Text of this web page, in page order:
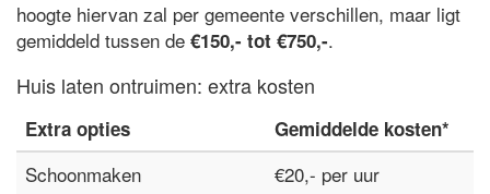
hoogte hiervan zal per gemeente verschillen, maar ligt
gemiddeld tussen de €150,- tot €750,-.
Huis laten ontruimen: extra kosten
Extra opties Gemiddelde kosten*
Schoonmaken
€20,- per uur